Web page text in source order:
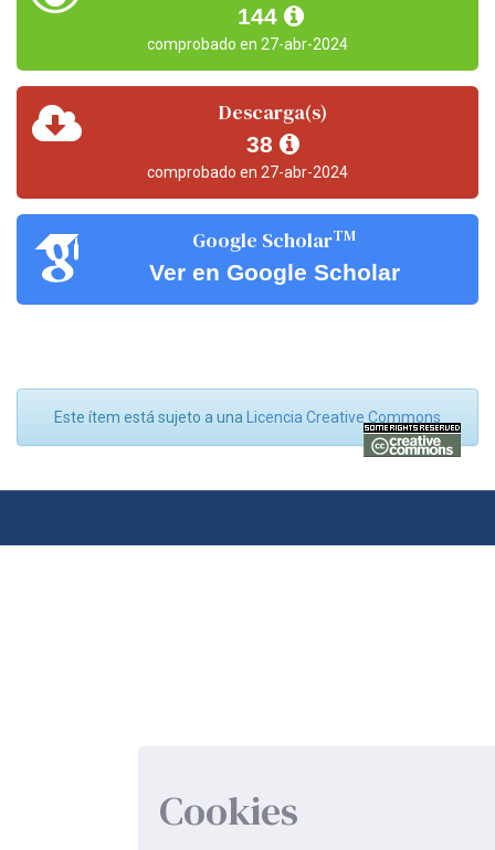
Cookies
144
comprobado en 27-abr-2024
Descarga(s)
38
comprobado en 27-abr-2024
Google ScholarTM
Ver en Google Scholar
Este ítem está sujeto a una Licencia Creative Commons